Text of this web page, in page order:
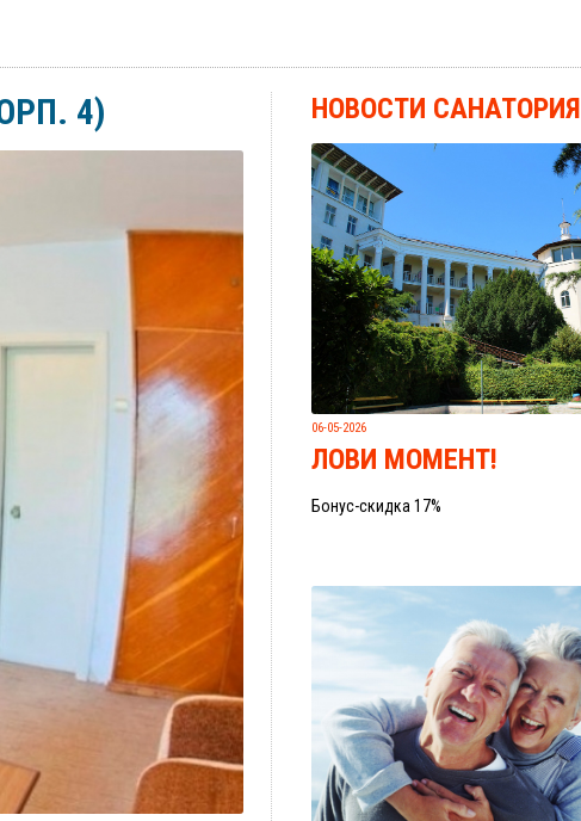
4) НОВОСТИ САНАТОРИЯ
06-05-2026
ЛОВИ МОМЕНТ!
Бонус-скидка 17%